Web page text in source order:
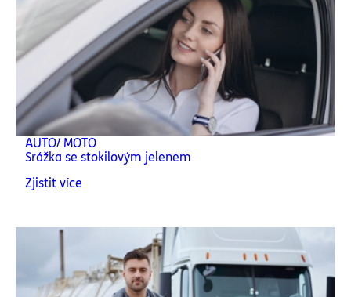
AUTO/ MOTO
Srážka se stokilovým jelenem
Zjistit více